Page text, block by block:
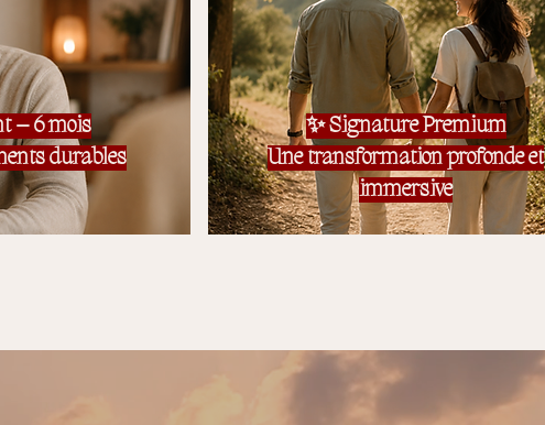
– 6 mois
durables
✨ Signature Premium
Une transformation profonde et
immersive